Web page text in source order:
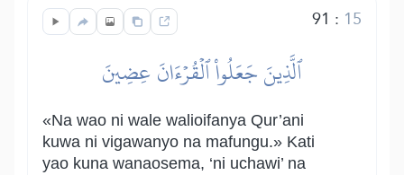
91 : 15
ٱلَّذِينَ جَعَلُواْ ٱلۡقُرۡءَانَ عِضِينَ
«Na wao ni wale walioifanya Qur’ani
kuwa ni vigawanyo na mafungu.» Kati
yao kuna wanaosema, ‘ni uchawi’ na